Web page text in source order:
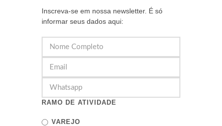
Inscreva-se em nossa newsletter. É só
informar seus dados aqui:
RAMO DE ATIVIDADE
VAREJO